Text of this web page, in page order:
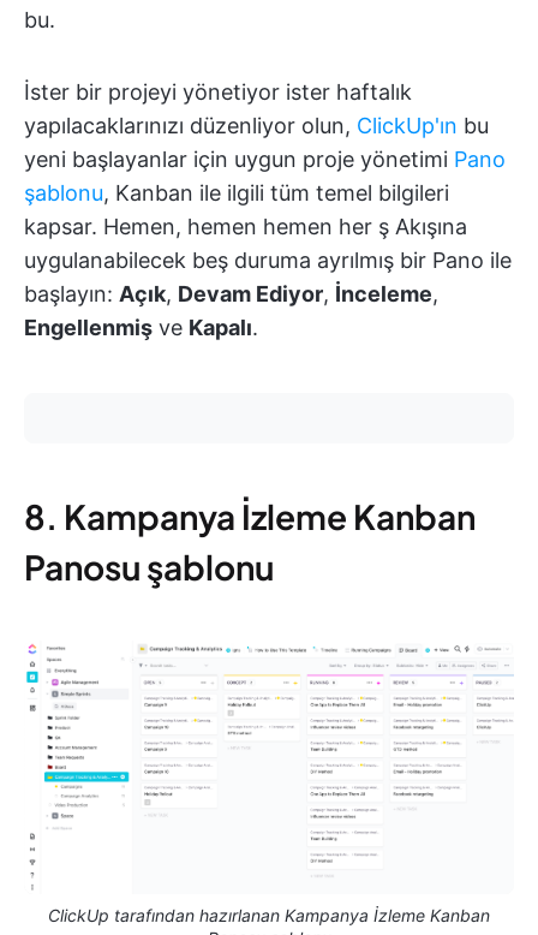
bu.
İster bir projeyi yönetiyor ister haftalık
yapılacaklarınızı düzenliyor olun, ClickUp'ın bu
yeni başlayanlar için uygun proje yönetimi Pano
şablonu, Kanban ile ilgili tüm temel bilgileri
kapsar. Hemen, hemen hemen her ş Akışına
uygulanabilecek beş duruma ayrılmış bir Pano ile
başlayın: Açık, Devam Ediyor, İnceleme,
Engellenmiş ve Kapalı.
8. Kampanya İzleme Kanban
Panosu şablonu
ClickUp tarafından hazırlanan Kampanya İzleme Kanban